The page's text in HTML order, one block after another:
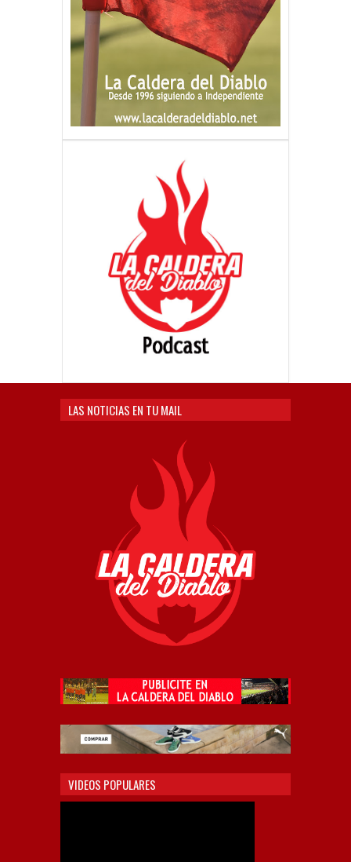
LAS NOTICIAS EN TU MAIL
VIDEOS POPULARES